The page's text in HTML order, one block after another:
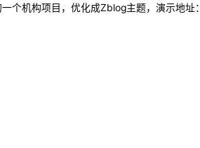
个机构项目，优化成Zblog主题，演示地址：